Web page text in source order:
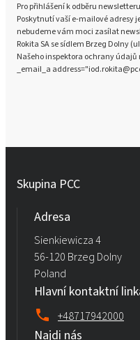
Pro přihlášení k odběru
Poskytnutí vaší e-mailové adresy
nebudeme vám moci zasílat
Rokita SA se sídlem Brzeg Dolny
Našeho inspektora ochrany
_email_a
Skupina PCC
Adresa
Sienkiewicza 4
56-120 Brzeg Dolny
Poland
Hlavní kontaktní
+48717942000
Najdi nás